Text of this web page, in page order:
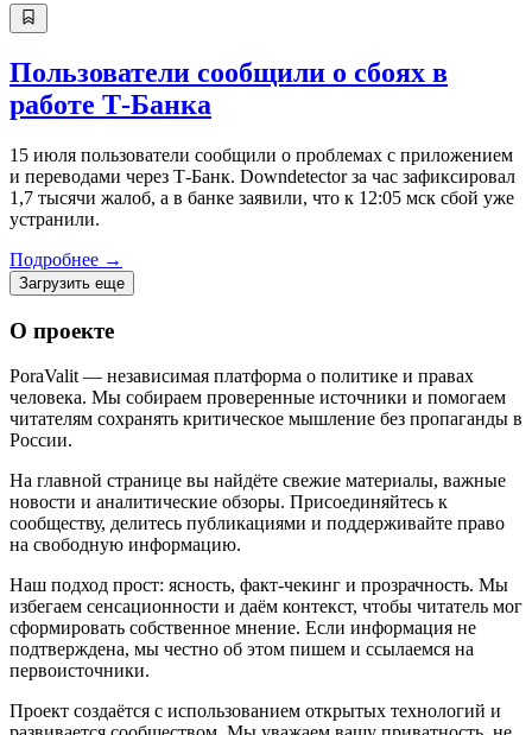
Пользователи сообщили о сбоях в
работе Т-Банка
15 июля пользователи сообщили о проблемах с приложением
и переводами через Т-Банк. Downdetector за час зафиксировал
1,7 тысячи жалоб, а в банке заявили, что к 12:05 мск сбой уже
устранили.
Подробнее →
Загрузить еще
О проекте
PoraValit — независимая платформа о политике и правах
человека. Мы собираем проверенные источники и помогаем
читателям сохранять критическое мышление без пропаганды в
России.
На главной странице вы найдёте свежие материалы, важные
новости и аналитические обзоры. Присоединяйтесь к
сообществу, делитесь публикациями и поддерживайте право
на свободную информацию.
Наш подход прост: ясность, факт‑чекинг и прозрачность. Мы
избегаем сенсационности и даём контекст, чтобы читатель мог
сформировать собственное мнение. Если информация не
подтверждена, мы честно об этом пишем и ссылаемся на
первоисточники.
Проект создаётся с использованием открытых технологий и